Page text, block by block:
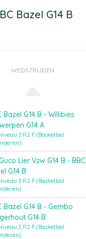
Bazel G14 B
WEDSTRIJDEN
Bazel G14 B - Willibies
G14 A
3 R2 F (Basketbal
Lier Vzw G14 B - BBC
G14 B
3 R2 F (Basketbal
Bazel G14 B - Gembo
G14 B
3 R2 F (Basketbal